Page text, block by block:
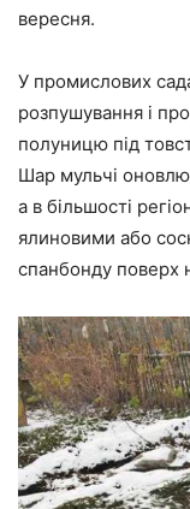
вересня.
У промислових
розпушування і
полуницю під
Шар мульчі
а в більшості
ялиновими або
спанбонду поверх